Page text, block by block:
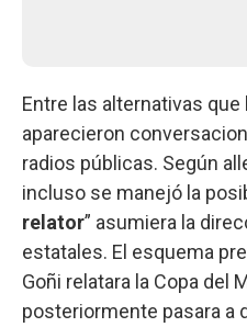
Entre las alternativas
aparecieron
radios públicas. Según
incluso se manejó la
relator” asumiera la
estatales. El esquema
Goñi relatara la Copa del
posteriormente pasara a